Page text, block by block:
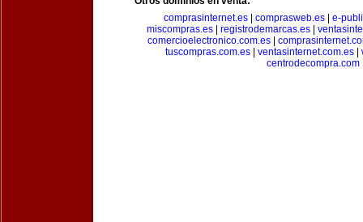
comprasinternet.es
comprasweb.es
e-
miscompras.es
registrodemarcas.es
comercioelectronico.com.es
tuscompras.com.es| ventasinternet.com.es|
centrodecompra.com